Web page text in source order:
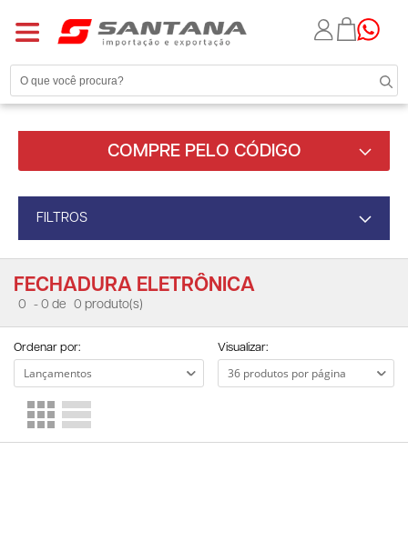
COMPRE PELO CÓDIGO
FILTROS
FECHADURA ELETRÔNICA
0 - 0 de 0 produto(s)
Ordenar por: Visualizar: